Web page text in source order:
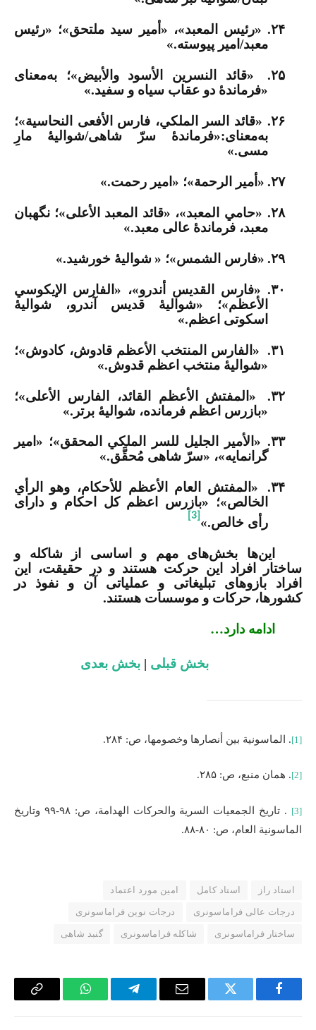
۲۴.
«رئيس المعبد»، «أمير سيد ملتحق»؛ «رئیس
معبد/امیر پیوسته.»
۲۵.
«قائد النسرين الأسود والأبيض»؛ به‌معنای
«فرماندۀ دو عقاب سیاه و سفید.»
۲۶.
«قائد السر الملكي، فارس الأفعى النحاسية»؛
به‌معنای:«فرماندۀ سرّ شاهی/شوالیۀ مارِ
مسی.»
۲۷. «أمير الرحمة»؛ «امیر رحمت.»
۲۸. «حامي المعبد»، «قائد المعبد الأعلى»؛ نگهبان
معبد، فرماندۀ عالی معبد.»
۲۹. «فارس الشمس»؛ « شوالیۀ خورشید.»
۳۰.
«فارس القديس أندرو»، «الفارس الإيكوسي
الأعظم»؛ «شوالیۀ قدیس آندرو، شوالیۀ
اسکوتی اعظم.»
۳۱.
«الفارس المنتخب الأعظم قادوش، كادوش»؛
«شوالیۀ منتخب اعظم قدوش.»
۳۲.
«المفتش الأعظم القائد، الفارس الأعلى»؛
«بازرس اعظم فرمانده، شوالیۀ برتر.»
۳۳.
«الأمير الجليل للسر الملكي المحقق»؛ «امیر
گرانمایه»، «سرّ شاهی مُحقَّق.»
۳۴.
«المفتش العام الأعظم للأحكام، وهو الرأي
الخالص»؛ «بازرس اعظم کل احکام و دارای
رأی خالص.» [3]
این‌ها بخش‌های مهم و اساسی از شاکله و
ساختار افراد این حرکت هستند و در حقیقت، این
افراد بازوهای تبلیغاتی و عملیاتی آن و نفوذ در
کشورها، حرکات و موسسات هستند.
ادامه دارد…
بخش قبلی |بخش بعدی
[1]. الماسونیة بین أنصارها وخصومها، ص: ۲۸۴.
[2]. همان منبع، ص: ۲۸۵ .
[3]
. تاریخ الجمعیات السریة والحرکات الهدامة، ص: ۹۸-۹۹ وتاریخ
الماسونیة العام، ص: ۸۰-۸۸.
استاد راز استاد کامل
امین مورد اعتماد
درجات عالی فراماسونری
درجات نوین فراماسونری
ساختار فراماسونری
شاکله فراماسونری گنبد شاهی
Facebook
Twitter
Email
Telegram
WhatsApp
Copy